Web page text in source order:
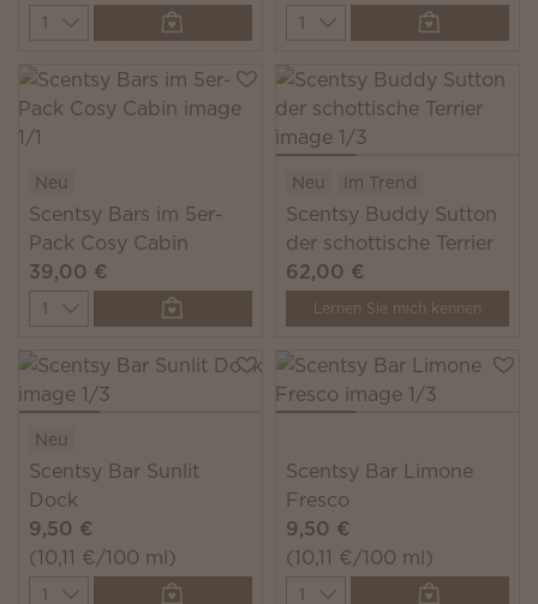
Quantity
Quantity
Neu
Scentsy Bars im 5er-
Pack Cosy Cabin
39,00 €
Quantity
Neu Im Trend
Scentsy Buddy Sutton
der schottische Terrier
62,00 €
Lernen Sie mich kennen
Neu
Scentsy Bar Sunlit
Dock
9,50 €
(10,11 €/100 ml)
Quantity
Scentsy Bar Limone
Fresco
9,50 €
(10,11 €/100 ml)
Quantity